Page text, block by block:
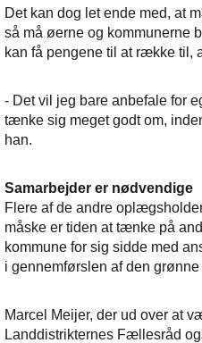
Det kan dog let ende med, at
så må øerne og kommunerne
kan få pengene til at række til,
- Det vil jeg bare anbefale for
tænke sig meget godt om,
han.
Samarbejder er nødvendige
Flere af de andre
måske er tiden at tænke på
kommune for sig sidde med
i gennemførslen af den
Marcel Meijer, der ud over at
Landdistrikternes Fællesråd